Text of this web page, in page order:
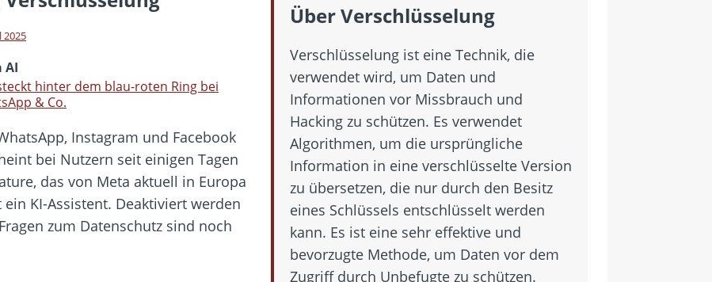
– Verbraucherrechte bei Online-Kündigung gestärkt
aktive Phishing-Plattform „Kratos“ – Hunderttausende Opfer
Verbraucher gestärkt – Gerichtsurteil zu Apple
2025
AI
hinter dem blau-roten Ring bei
& Co.
Instagram und Facebook
bei Nutzern seit einigen Tagen
das von Meta aktuell in Europa
KI-Assistent. Deaktiviert werden
zum Datenschutz sind noch
Über Verschlüsselung
Verschlüsselung ist eine Technik, die
verwendet wird, um Daten und
Informationen vor Missbrauch und
Hacking zu schützen. Es verwendet
Algorithmen, um die ursprüngliche
Information in eine verschlüsselte Version
zu übersetzen, die nur durch den Besitz
eines Schlüssels entschlüsselt werden
kann. Es ist eine sehr effektive und
bevorzugte Methode, um Daten vor dem
Zugriff durch Unbefugte zu schützen.